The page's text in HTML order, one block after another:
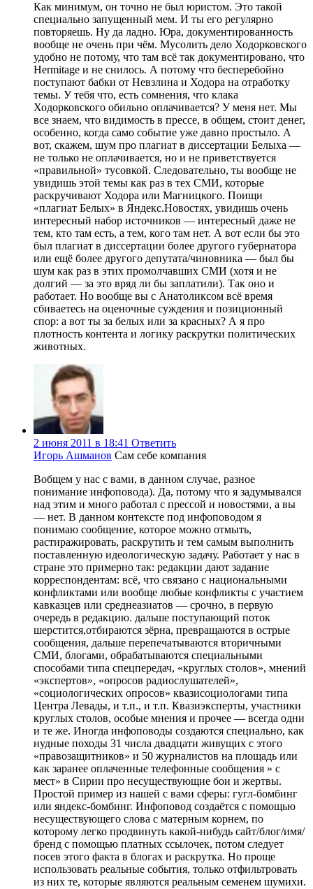
Как минимум, он точно не был юристом. Это такой
специально запущенный мем. И ты его регулярно
повторяешь. Ну да ладно. Юра, документированность
вообще не очень при чём. Мусолить дело Ходорковского
удобно не потому, что там всё так документировано, что
Нermitage и не снилось. А потому что бесперебойно
поступают бабки от Невзлина и Ходора на отработку
темы. У тебя что, есть сомнения, что клака
Ходорковского обильно оплачивается? У меня нет. Мы
все знаем, что видимость в прессе, в общем, стоит денег,
особенно, когда само событие уже давно простыло. А
вот, скажем, шум про плагиат в диссертации Белыха —
не только не оплачивается, но и не приветствуется
«правильной» тусовкой. Следовательно, ты вообще не
увидишь этой темы как раз в тех СМИ, которые
раскручивают Ходора или Магницкого. Поищи
«плагиат Белых» в Яндекс.Новостях, увидишь очень
интересный набор источников — интересный даже не
тем, кто там есть, а тем, кого там нет. А вот если бы это
был плагиат в диссертации более другого губернатора
или ещё более другого депутата/чиновника — был бы
шум как раз в этих промолчавших СМИ (хотя и не
долгий — за это вряд ли бы заплатили). Так оно и
работает. Но вообще вы с Анатоликсом всё время
сбиваетесь на оценочные суждения и позиционный
спор: а вот ты за белых или за красных? А я про
плотность контента и логику раскрутки политических
животных.
2 июня 2011 в 18:41 Ответить
Игорь Ашманов Сам себе компания
Вобщем у нас с вами, в данном случае, разное
понимание инфоповода). Да, потому что я задумывался
над этим и много работал с прессой и новостями, а вы
— нет. В данном контексте под инфоповодом я
понимаю сообщение, которое можно отмыть,
растиражировать, раскрутить и тем самым выполнить
поставленную идеологическую задачу. Работает у нас в
стране это примерно так: редакции дают задание
корреспондентам: всё, что связано с национальными
конфликтами или вообще любые конфликты с участием
кавказцев или среднеазиатов — срочно, в первую
очередь в редакцию. дальше поступающий поток
шерстится,отбираются зёрна, превращаются в острые
сообщения, дальше перепечатываются вторичными
СМИ, блогами, обрабатываются специальными
способами типа спецпередач, «круглых столов», мнений
«экспертов», «опросов радиослушателей»,
«социологических опросов» квазисоциологами типа
Центра Левады, и т.п., и т.п. Квазиэксперты, участники
круглых столов, особые мнения и прочее — всегда одни
и те же. Иногда инфоповоды создаются специально, как
нудные походы 31 числа двадцати живущих с этого
«правозащитников» и 50 журналистов на площадь или
как заранее оплаченные телефонные сообщения » с
мест» в Сирии про несуществующие бои и жертвы.
Простой пример из нашей с вами сферы: гугл-бомбинг
или яндекс-бомбинг. Инфоповод создаётся с помощью
несуществующего слова с матерным корнем, по
которому легко продвинуть какой-нибудь сайт/блог/имя/
бренд с помощью платных ссылочек, потом следует
посев этого факта в блогах и раскрутка. Но проще
использовать реальные события, только отфильтровать
из них те, которые являются реальным семенем шумихи.